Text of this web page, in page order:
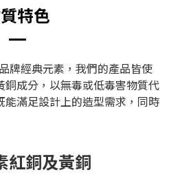
特色
牌經典元素，我們的產品皆使
成分，以無毒或低毒害物質代
滿足設計上的造型需求，同時
紅銅及黃銅